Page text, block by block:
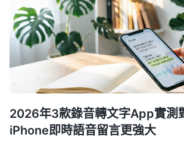
2026年3款錄音轉文字App實測
iPhone即時語音留言更強大